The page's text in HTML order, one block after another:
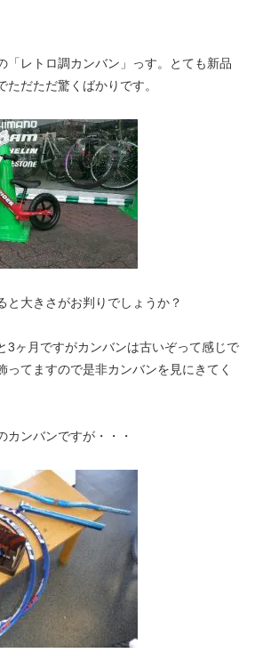
「レトロ調カンバン」っす。とても新品
ただただ驚くばかりです。
と大きさがお判りでしょうか？
3ヶ月ですがカンバンは古いぞって感じで
ってますので是非カンバンを見にきてく
カンバンですが・・・